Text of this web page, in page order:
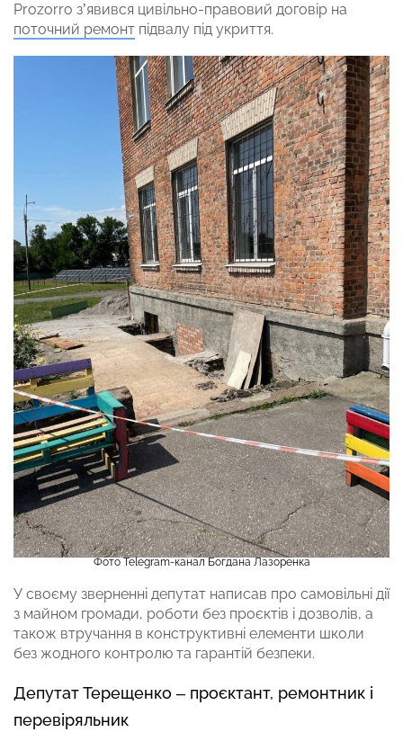
Prozorro з’явився цивільно-правовий договір на
поточний ремонт підвалу під укриття.
Фото Telegram-канал Богдана Лазоренка
У своєму зверненні депутат написав про самовільні дії
з майном громади, роботи без проєктів і дозволів, а
також втручання в конструктивні елементи школи
без жодного контролю та гарантій безпеки.
Депутат Терещенко – проєктант, ремонтник і
перевіряльник